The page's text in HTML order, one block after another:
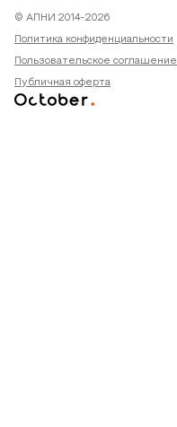
© АПНИ 2014-2026
Политика конфиденциальности
Пользовательское соглашение
Публичная оферта